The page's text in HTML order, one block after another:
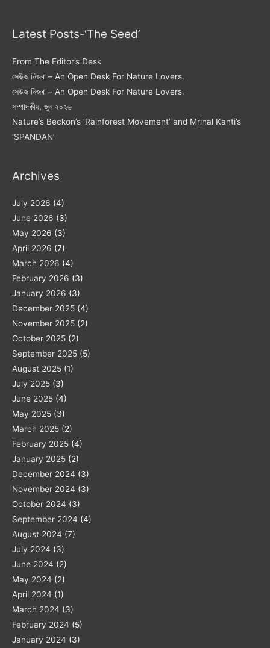
Latest Posts-‘The Seed’
From The Editor’s Desk
সেউজ নিজৰা – An Open Desk For Nature Lovers.
সেউজ নিজৰা – An Open Desk For Nature Lovers.
সম্পাদকীয়, জুন ২০২৬
Nature’s Beckon’s ‘Rainforest Movement’ and Mrinal Kanti’s
‘SPANDAN’
Archives
July 2026 (4)
June 2026 (3)
May 2026 (3)
April 2026 (7)
March 2026 (4)
February 2026 (3)
January 2026 (3)
December 2025 (4)
November 2025 (2)
October 2025 (2)
September 2025 (5)
August 2025 (1)
July 2025 (3)
June 2025 (4)
May 2025 (3)
March 2025 (2)
February 2025 (4)
January 2025 (2)
December 2024 (3)
November 2024 (3)
October 2024 (3)
September 2024 (4)
August 2024 (7)
July 2024 (3)
June 2024 (2)
May 2024 (2)
April 2024 (1)
March 2024 (3)
February 2024 (5)
January 2024 (3)